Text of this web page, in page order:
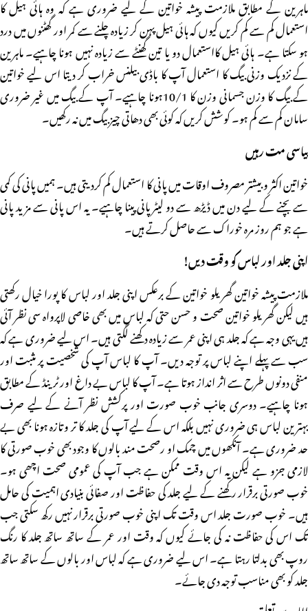
ماہرین کے مطابق ملازمت پیشہ خواتین کے لیے ضروری ہے کہ وہ ہائی ہیل کا
استعمال کم سے کم کریں کیوں کہ ہائی ہیل پہن کر زیادہ چلنے سے کمر اور گھٹنوں میں درد
ہو سکتا ہے۔ ہائی ہیل کااستعمال دو یا تین گھنٹے سے زیادہ نہیں ہونا چاہیے۔ ماہرین
کے نزدیک وزنی بیگ کا استعمال آپ کا باڈی بیلنس خراب کر دیتا اس لیے خواتین
کے بیگ کا وزن جسمانی وزن کا 10/1ہونا چاہیے۔ آپ کے بیگ میں غیر ضروری
سامان کم سے کم ہو۔ کوشش کریں کہ کوئی بھی دھاتی چیز بیگ میں نہ رکھیں۔
پیاسی مت رہیں
خواتین اکثر و بیشتر مصروف اوقات میں پانی کا استعمال کم کردیتی ہیں۔ ہمیں پانی کی کمی
سے بچنے کے لیے دن میں ڈیڑھ سے دو لیٹر پانی پینا چاہیے۔ یہ اس پانی سے مزید پانی
ہے جو ہم روز مرہ خوراک سے حاصل کرتے ہیں۔
اپنی جلد اور لباس کو وقت دیں!
ملازمت پیشہ خواتین گھریلو خواتین کے برعکس اپنی جلد اور لباس کا پورا خیال رکھتی
ہیں لیکن گھریلو خواتین صحت و حسن حتی کہ لباس میں بھی خاصی لاپرواہ سی نظر آئی
ہیں یہی وجہ ہے کہ جلد ہی اپنی عمر سے زیادہ دکھنے لگتی ہیں۔ اس لیے ضروری ہے کہ
سب سے پہلے اپنے لباس پر توجہ دیں۔ آپ کا لباس آپ کی شخصیت پر مثبت اور
منفی دونوں طرح سے اثر انداز ہوتا ہے۔ آپ کا لباس بے داغ اور ٹرینڈ کے مطابق
ہونا چاہیے۔ دوسری جانب خوب صورت اور پرکشش نظر آنے کے لیے صرف
بہترین لباس ہی ضروری نہیں بلکہ اس کے لیے آپ کی جلد کا تر وتازہ ہونا بھی بے
حد ضروری ہے۔ آنکھوں میں چمک او رصحت مند بالوں کا وجود بھی خوب صورتی کا
لازمی جزو ہے لیکن یہ اس وقت ممکن ہے جب آپ کی عمومی صحت اچھی ہو۔
خوب صورتی برقرار رکھنے کے لیے جلد کی حفاظت اور صفائی بنیادی اہمیت کی حامل
ہیں۔ خوب صورت جلد اس وقت تک اپنی خوب صورتی برقرار نہیں رکھ سکتی جب
تک اس کی حفاظت نہ کی جائے کیوں کہ وقت اور عمر کے ساتھ ساتھ جلد کا رنگ
روپ بھی بدلتا رہتا ہے۔ اس لیے ضروری ہے کہ لباس اور بالوں کے ساتھ ساتھ
جلد کو بھی مناسب توجہ دی جائے۔